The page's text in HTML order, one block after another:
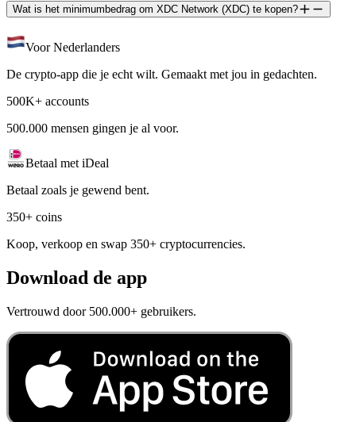
Wat is het minimumbedrag om XDC Network (XDC) te kopen?
Voor Nederlanders
De crypto-app die je echt wilt. Gemaakt met jou in gedachten.
500K+ accounts
500.000 mensen gingen je al voor.
Betaal met iDeal
Betaal zoals je gewend bent.
350+ coins
Koop, verkoop en swap 350+ cryptocurrencies.
Download de app
Vertrouwd door 500.000+ gebruikers.